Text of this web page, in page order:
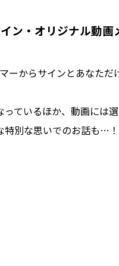
ン・オリジナル動画
ーからサインとあなただ
ているほか、動画には
特別な思いでのお話も…！